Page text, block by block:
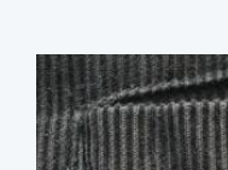
Profile
image